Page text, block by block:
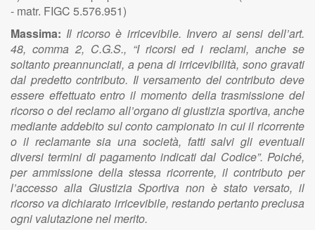
- matr. FIGC 5.576.951)
Massima: Il ricorso è irricevibile. Invero ai sensi dell’art.
48, comma 2, C.G.S., “I ricorsi ed i reclami, anche se
soltanto preannunciati, a pena di irricevibilità, sono gravati
dal predetto contributo. Il versamento del contributo deve
essere effettuato entro il momento della trasmissione del
ricorso o del reclamo all’organo di giustizia sportiva, anche
mediante addebito sul conto campionato in cui il ricorrente
o il reclamante sia una società, fatti salvi gli eventuali
diversi termini di pagamento indicati dal Codice”. Poiché,
per ammissione della stessa ricorrente, il contributo per
l’accesso alla Giustizia Sportiva non è stato versato, il
ricorso va dichiarato irricevibile, restando pertanto preclusa
ogni valutazione nel merito.